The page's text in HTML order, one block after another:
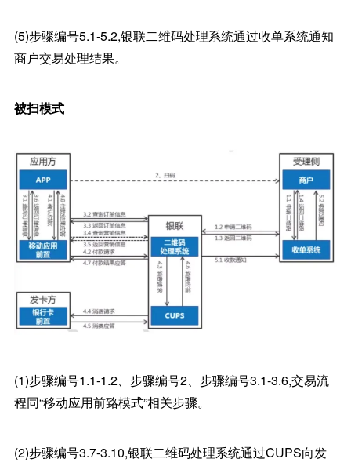
(5)步骤编号5.1-5.2,银联二维码处理系统通过收单系统通知
商户交易处理结果。
被扫模式
(1)步骤编号1.1-1.2、步骤编号2、步骤编号3.1-3.6,交易流
程同“移动应用前臵模式”相关步骤。
(2)步骤编号3.7-3.10,银联二维码处理系统通过CUPS向发